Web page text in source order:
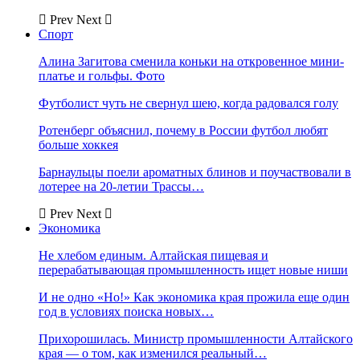
Prev Next
Спорт
Алина Загитова сменила коньки на откровенное мини-
платье и гольфы. Фото
Футболист чуть не свернул шею, когда радовался голу
Ротенберг объяснил, почему в России футбол любят
больше хоккея
Барнаульцы поели ароматных блинов и поучаствовали в
лотерее на 20-летии Трассы…
Prev Next
Экономика
Не хлебом единым. Алтайская пищевая и
перерабатывающая промышленность ищет новые ниши
И не одно «Но!» Как экономика края прожила еще один
год в условиях поиска новых…
Прихорошилась. Министр промышленности Алтайского
края — о том, как изменился реальный…